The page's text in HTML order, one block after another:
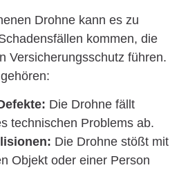
Drohne kann es zu
kommen, die
Versicherungsschutz führen.
Die Drohne fällt
technischen Problems ab.
Die Drohne stößt mit
Objekt oder einer Person